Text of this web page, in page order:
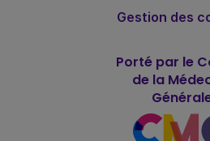
Gestion des
Porté par le
de la